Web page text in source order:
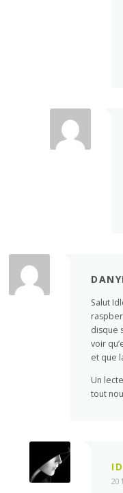
Salut
disque
voir
et que
Un
tout